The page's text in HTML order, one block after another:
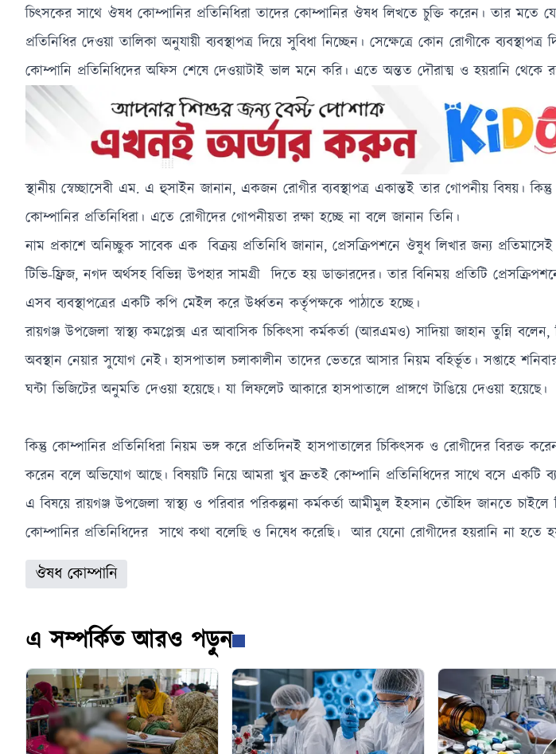
চিৎসকের সাথে ঔষধ কোম্পানির প্রতিনিধিরা তাদের কোম্পানির ঔষধ লিখতে চুক্তি করেন। তার
প্রতিনিধির দেওয়া তালিকা অনুযায়ী ব্যবস্থাপত্র দিয়ে সুবিধা নিচ্ছেন। সেক্ষেত্রে কোন রোগীকে
কোম্পানি প্রতিনিধিদের অফিস শেষে দেওয়াটাই ভাল মনে করি। এতে অন্তত দৌরাত্ম ও হয়রানি থেকে
স্থানীয় স্বেচ্ছাসেবী এম. এ হুসাইন জানান, একজন রোগীর ব্যবস্থাপত্র একান্তই তার গোপনীয় বিষয়। কিন্তু
কোম্পানির প্রতিনিধিরা। এতে রোগীদের গোপনীয়তা রক্ষা হচ্ছে না বলে জানান তিনি।
নাম প্রকাশে অনিচ্ছুক সাবেক এক বিক্রয় প্রতিনিধি জানান, প্রেসক্রিপশনে ঔষুধ লিখার জন্য
টিভি-ফ্রিজ, নগদ অর্থসহ বিভিন্ন উপহার সামগ্রী দিতে হয় ডাক্তারদের। তার বিনিময় প্রতিটি
এসব ব্যবস্থাপত্রের একটি কপি মেইল করে উর্ধ্বতন কর্তৃপক্ষকে পাঠাতে হচ্ছে।
রায়গঞ্জ উপজেলা স্বাস্থ্য কমপ্লেক্স এর আবাসিক চিকিৎসা কর্মকর্তা (আরএমও) সাদিয়া জাহান তুন্নি
অবস্থান নেয়ার সুযোগ নেই। হাসপাতাল চলাকালীন তাদের ভেতরে আসার নিয়ম বহির্ভূত। সপ্তাহে
ঘন্টা ভিজিটের অনুমতি দেওয়া হয়েছে। যা লিফলেট আকারে হাসপাতালে প্রাঙ্গণে টাঙিয়ে দেওয়া হয়েছে।
কিন্তু কোম্পানির প্রতিনিধিরা নিয়ম ভঙ্গ করে প্রতিদিনই হাসপাতালের চিকিৎসক ও রোগীদের বিরক্ত
করেন বলে অভিযোগ আছে। বিষয়টি নিয়ে আমরা খুব দ্রুতই কোম্পানি প্রতিনিধিদের সাথে বসে একটি
এ বিষয়ে রায়গঞ্জ উপজেলা স্বাস্থ্য ও পরিবার পরিকল্পনা কর্মকর্তা আমীমুল ইহসান তৌহিদ জানতে
কোম্পানির প্রতিনিধিদের সাথে কথা বলেছি ও নিষেধ করেছি। আর যেনো রোগীদের হয়রানি না হতে
ঔষধ কোম্পানি
এ সম্পর্কিত আরও পড়ুন